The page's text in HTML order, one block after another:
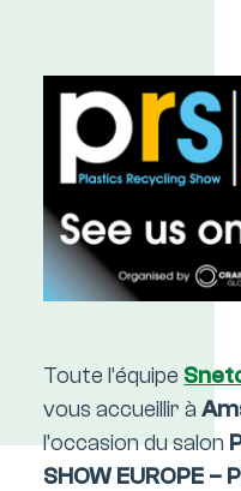
Toute l’équipe
vous accueillir à
l’occasion du salon
SHOW EUROPE –